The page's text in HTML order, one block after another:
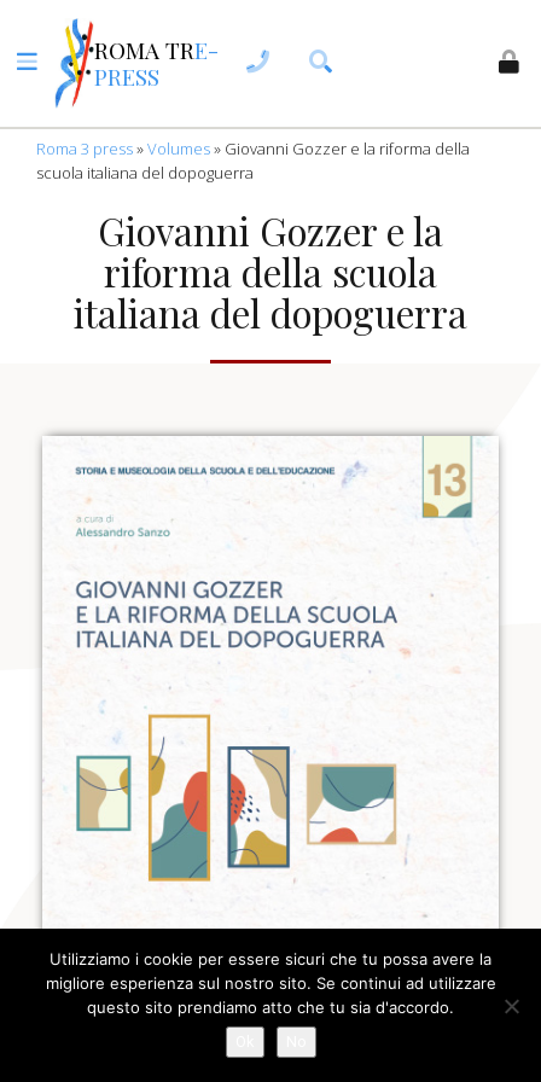
ROMA TRE-
PRESS
Roma 3 press»Volumes» Giovanni Gozzer e la riforma della
scuola italiana del dopoguerra
Giovanni Gozzer e la
riforma della scuola
italiana del dopoguerra
Utilizziamo i cookie per essere sicuri che tu possa avere la
migliore esperienza sul nostro sito. Se continui ad utilizzare
questo sito prendiamo atto che tu sia d'accordo.